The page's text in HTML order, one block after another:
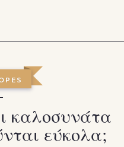
καλοσυνάτα
εύκολα;